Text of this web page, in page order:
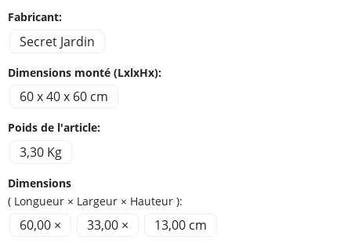
Fabricant:
Secret Jardin
Dimensions monté (LxlxHx):
60 x 40 x 60 cm
Poids de l'article:
3,30 Kg
Dimensions
( Longueur × Largeur × Hauteur ):
60,00 × 33,00 × 13,00 cm